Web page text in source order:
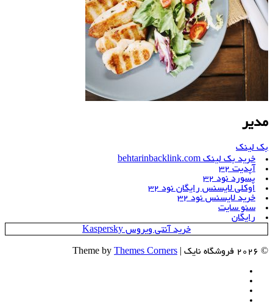
مدیر
بک لینک
خرید بک لینک behtarinbacklink.com
آپدیت 32
پسورد نود 32
اوکلی لایسنس رایگان نود 32
خرید لایسنس نود 32
سئو سایت
رایگان
خرید آنتی ویروس Kaspersky
© 2026 فروشگاه نایک | Theme by Themes Corners